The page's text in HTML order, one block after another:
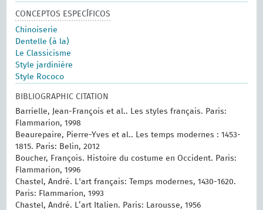
CONCEPTOS ESPECÍFICOS
Chinoiserie
Dentelle (à la)
Le Classicisme
Style jardinière
Style Rococo
BIBLIOGRAPHIC CITATION
Barrielle, Jean-François et al.. Les styles français. Paris:
Flammarion, 1998
Beaurepaire, Pierre-Yves et al.. Les temps modernes : 1453-
1815. Paris: Belin, 2012
Boucher, François. Histoire du costume en Occident. Paris:
Flammarion, 1996
Chastel, André. L'art français: Temps modernes, 1430-1620.
Paris: Flammarion, 1993
Chastel, André. L’art Italien. Paris: Larousse, 1956